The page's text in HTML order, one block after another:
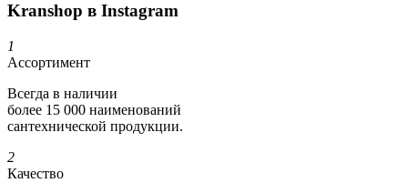
Kranshop в Instagram
1
Ассортимент
Всегда в наличии
более 15 000 наименований
сантехнической продукции.
2
Качество